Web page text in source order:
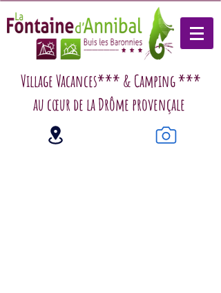
Village Vacances*** & Camping ***
au cœur de la Drôme provençale